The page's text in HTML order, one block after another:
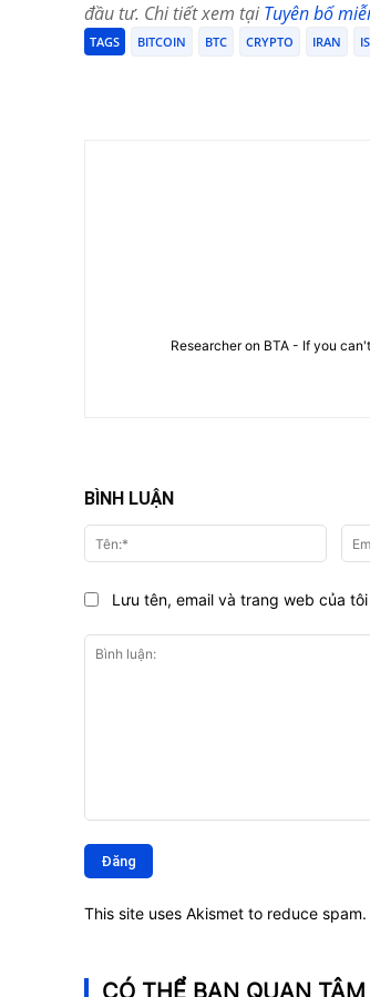
đầu tư. Chi tiết xem tạiTuyên bố
TAGS BITCOIN BTC CRYPTO IRAN
Researcher on BTA - If you
BÌNH LUẬN
luận:
Tên:*
Lưu tên, email và trang web của
This site uses Akismet to reduce spam.
CÓ THỂ BẠN QUAN TÂM